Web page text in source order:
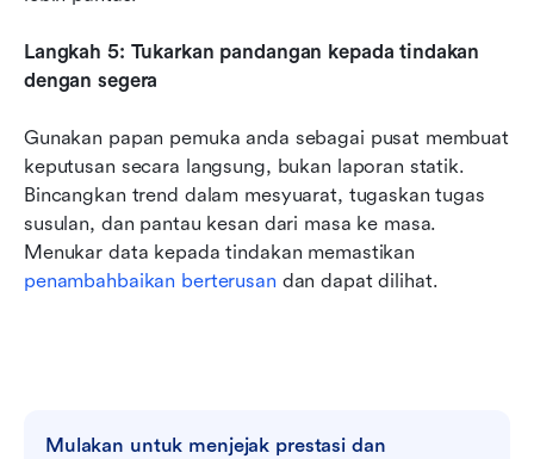
Langkah 5: Tukarkan pandangan kepada tindakan
dengan segera
Gunakan papan pemuka anda sebagai pusat membuat
keputusan secara langsung, bukan laporan statik.
Bincangkan trend dalam mesyuarat, tugaskan tugas
susulan, dan pantau kesan dari masa ke masa.
penambahbaikan berterusan dan dapat dilihat.
Mulakan untuk menjejak prestasi dan